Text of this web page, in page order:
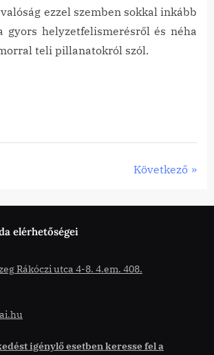
ezzel szemben sokkal inkább
gyors helyzetfelismerésről és néha
teli pillanatokról szól.
Következő
elérhetőségei
Rákóczi utca 4-8. 4.em. 408.
igénylő esetben keresse fel a